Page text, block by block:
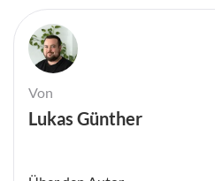
Von
Lukas Günther